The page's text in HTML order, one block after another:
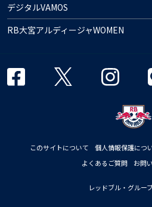
デジタルVAMOS
RB大宮アルディージャWOMEN
このサイトについて 個人情報保護につ
よくあるご質問
お問
レッドブル・グルー